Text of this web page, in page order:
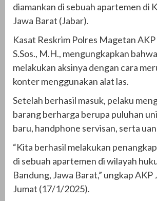
diamankan di sebuah apartemen di
Jawa Barat (Jabar).
Kasat Reskrim Polres Magetan AKP
S.Sos., M.H., mengungkapkan
melakukan aksinya dengan cara
konter menggunakan alat las.
Setelah berhasil masuk, pelaku
barang berharga berupa puluhan
baru, handphone servisan, serta
“Kita berhasil melakukan
di sebuah apartemen di wilayah
Bandung, Jawa Barat,” ungkap AKP
Jumat (17/1/2025).